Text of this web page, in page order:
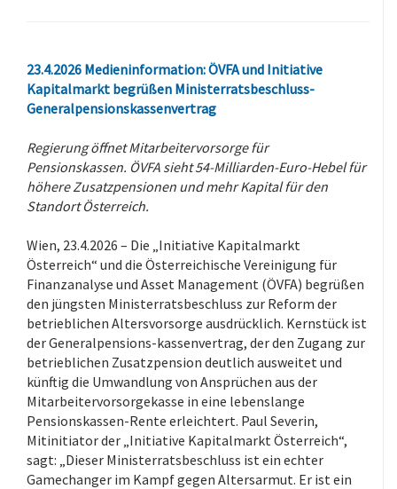
23.4.2026 Medieninformation:ÖVFA und Initiative
Kapitalmarkt begrüßen Ministerratsbeschluss-
Generalpensionskassenvertrag
Regierung öffnet Mitarbeitervorsorge für
Pensionskassen. ÖVFA sieht 54-Milliarden-Euro-Hebel für
höhere Zusatzpensionen und mehr Kapital für den
Standort Österreich.
Wien, 23.4.2026 – Die „Initiative Kapitalmarkt
Österreich“ und die Österreichische Vereinigung für
Finanzanalyse und Asset Management (ÖVFA) begrüßen
den jüngsten Ministerratsbeschluss zur Reform der
betrieblichen Altersvorsorge ausdrücklich. Kernstück ist
der Generalpensions-kassenvertrag, der den Zugang zur
betrieblichen Zusatzpension deutlich ausweitet und
künftig die Umwandlung von Ansprüchen aus der
Mitarbeitervorsorgekasse in eine lebenslange
Pensionskassen-Rente erleichtert. Paul Severin,
Mitinitiator der „Initiative Kapitalmarkt Österreich“,
sagt: „Dieser Ministerratsbeschluss ist ein echter
Gamechanger im Kampf gegen Altersarmut. Er ist ein